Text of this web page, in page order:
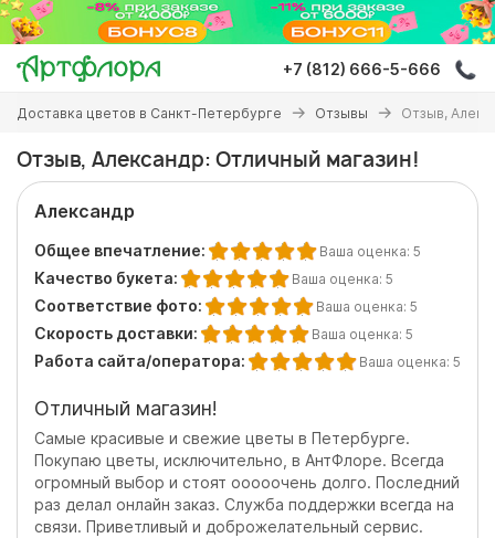
Перейти
основному
содержанию
+7 (812) 666-5-666
Вы
здесь
Доставка цветов в Санкт-Петербурге Отзывы Отзыв,
Отзыв, Александр: Отличный магазин!
Александр
Общее впечатление: Ваша оценка: 5
Качество букета: Ваша оценка: 5
Соответствие фото: Ваша оценка: 5
Скорость доставки: Ваша оценка: 5
Работа сайта/оператора: Ваша оценка: 5
Отличный магазин!
Самые красивые и свежие цветы в Петербурге.
Покупаю цветы, исключительно, в АнтФлоре. Всегда
огромный выбор и стоят ооооочень долго. Последний
раз делал онлайн заказ. Служба поддержки всегда на
связи. Приветливый и доброжелательный сервис.